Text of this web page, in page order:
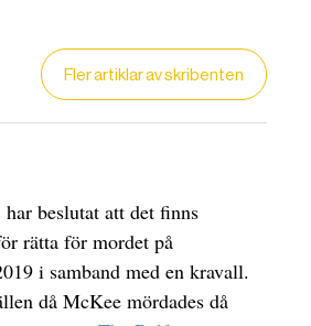
Fler artiklar av skribenten
beslutat att det finns
rätta för mordet på
i samband med en kravall.
då McKee mördades då